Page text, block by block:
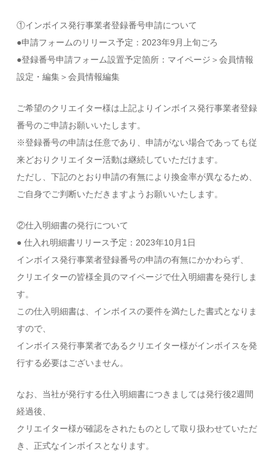
①インボイス発行事業者登録番号申請について
●申請フォームのリリース予定：2023年9月上旬ごろ
●登録番号申請フォーム設置予定箇所：マイページ＞会員情報
設定・編集＞会員情報編集
ご希望のクリエイター様は上記よりインボイス発行事業者登録
番号のご申請お願いいたします。
※登録番号の申請は任意であり、申請がない場合であっても従
来どおりクリエイター活動は継続していただけます。
ただし、下記のとおり申請の有無により換金率が異なるため、
ご自身でご判断いただきますようお願いいたします。
②仕入明細書の発行について
● 仕入れ明細書リリース予定：2023年10月1日
インボイス発行事業者登録番号の申請の有無にかかわらず、
クリエイターの皆様全員のマイページで仕入明細書を発行しま
す。
この仕入明細書は、インボイスの要件を満たした書式となりま
すので、
インボイス発行事業者であるクリエイター様がインボイスを発
行する必要はございません。
なお、当社が発行する仕入明細書につきましては発行後2週間
経過後、
クリエイター様が確認をされたものとして取り扱わせていただ
き、正式なインボイスとなります。